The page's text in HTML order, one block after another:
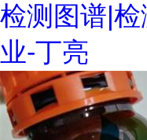
检测图谱|
业-丁亮